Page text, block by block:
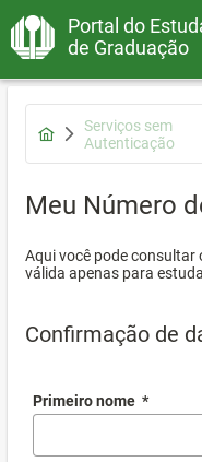
Portal do
de Graduação
Serviços sem
Autenticação
Meu Número
Aqui você pode consultar
válida apenas para
Confirmação de
Primeiro nome *